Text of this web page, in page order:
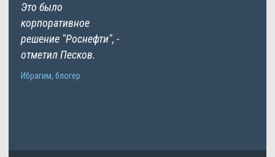
Это было
корпоративное
решение "Роснефти", -
отметил Песков.
Ибрагим, блогер